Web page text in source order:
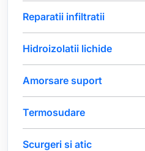
Reparatii infiltratii
Hidroizolatii lichide
Amorsare suport
Termosudare
Scurgeri si atic